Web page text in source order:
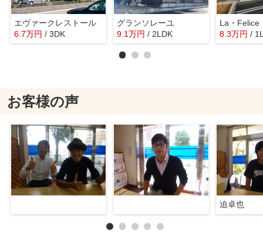
エヴァークレストール
6.7万円 / 3DK
グランソレーユ
9.1万円 / 2LDK
La・Felice
8.3万円 /
お客様の声
迫卓也